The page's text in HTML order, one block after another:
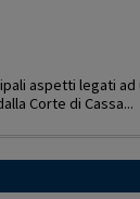
aspetti legati
Corte di Cassa...